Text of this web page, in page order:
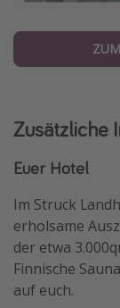
Zusätzliche
Euer Hotel
Im Struck
erholsame
der etwa
Finnische
auf euch.